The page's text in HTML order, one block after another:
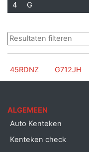
4 G
45RDNZ G712JH
ALGEMEEN
Auto Kenteken
Kenteken check